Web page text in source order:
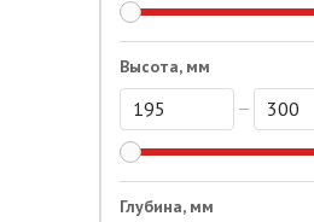
Высота, мм
Глубина, мм